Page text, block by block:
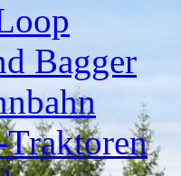
Bagger